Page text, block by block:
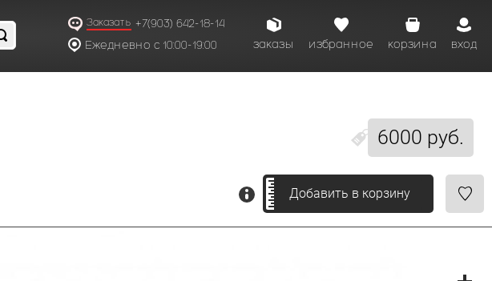
Заказать +7(903) 642-18-14
Ежедневно с 10:00-19:00
вход
корзина
избранное
заказы
6000 руб.
Добавить в корзину